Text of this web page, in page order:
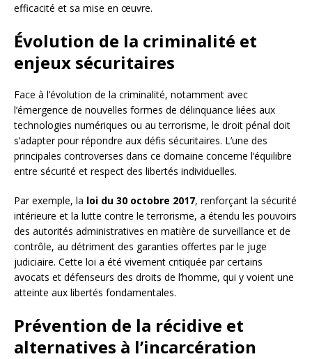
efficacité et sa mise en œuvre.
Évolution de la criminalité et
enjeux sécuritaires
Face à l’évolution de la criminalité, notamment avec
l’émergence de nouvelles formes de délinquance liées aux
technologies numériques ou au terrorisme, le droit pénal doit
s’adapter pour répondre aux défis sécuritaires. L’une des
principales controverses dans ce domaine concerne l’équilibre
entre sécurité et respect des libertés individuelles.
Par exemple, la loi du 30 octobre 2017, renforçant la sécurité
intérieure et la lutte contre le terrorisme, a étendu les pouvoirs
des autorités administratives en matière de surveillance et de
contrôle, au détriment des garanties offertes par le juge
judiciaire. Cette loi a été vivement critiquée par certains
avocats et défenseurs des droits de l’homme, qui y voient une
atteinte aux libertés fondamentales.
Prévention de la récidive et
alternatives à l’incarcération